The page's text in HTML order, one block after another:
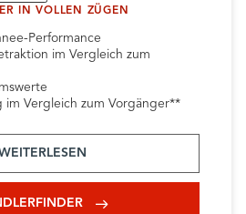
IN VOLLEN ZÜGEN
Performance
im Vergleich zum
im Vergleich zum Vorgänger**